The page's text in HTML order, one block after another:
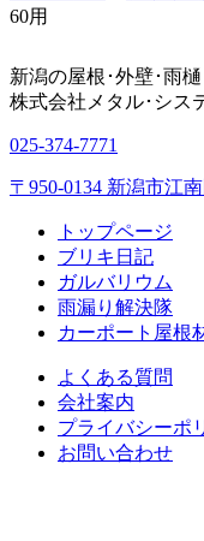
60用
新潟の屋根･外壁･雨
株式会社 メタル･シス
025-374-7771
〒950-0134 新潟市江
トップページ
ブリキ日記
ガルバリウム
雨漏り解決隊
カーポート屋根
よくある質問
会社案内
プライバシーポ
お問い合わせ